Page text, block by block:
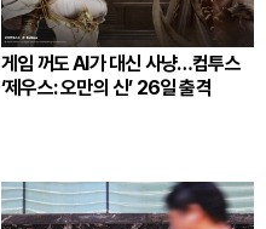
게임 꺼도 AI가 대신 사냥…컴투스
‘제우스: 오만의 신’ 26일 출격